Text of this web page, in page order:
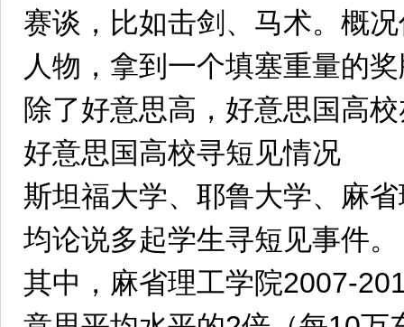
赛谈，比如击剑、马术。概
人物，拿到一个填塞重量的
除了好意思高，好意思国高
好意思国高校寻短见情况
斯坦福大学、耶鲁大学、麻
均论说多起学生寻短见事件。
其中，麻省理工学院2007-